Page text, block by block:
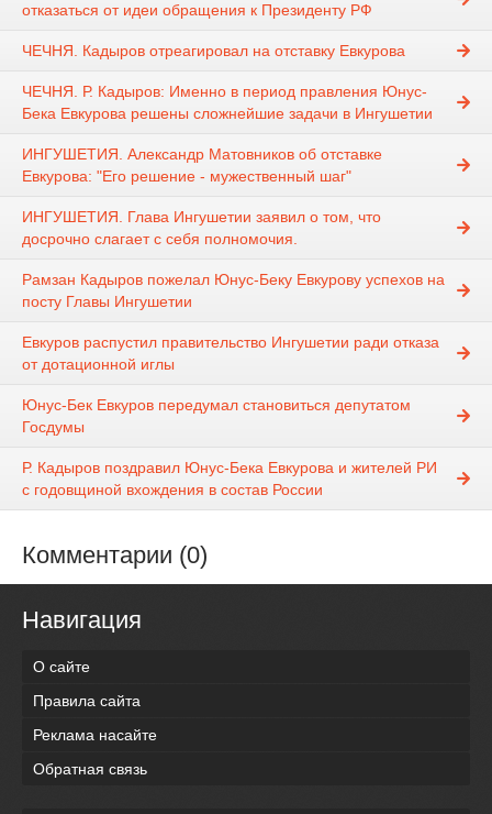
отказаться от идеи обращения к Президенту РФ
ЧЕЧНЯ. Кадыров отреагировал на отставку Евкурова
ЧЕЧНЯ. Р. Кадыров: Именно в период правления Юнус-
Бека Евкурова решены сложнейшие задачи в Ингушетии
ИНГУШЕТИЯ. Александр Матовников об отставке
Евкурова: "Его решение - мужественный шаг"
ИНГУШЕТИЯ. Глава Ингушетии заявил о том, что
досрочно слагает с себя полномочия.
Рамзан Кадыров пожелал Юнус-Беку Евкурову успехов на
посту Главы Ингушетии
Евкуров распустил правительство Ингушетии ради отказа
от дотационной иглы
Юнус-Бек Евкуров передумал становиться депутатом
Госдумы
Р. Кадыров поздравил Юнус-Бека Евкурова и жителей РИ
с годовщиной вхождения в состав России
Комментарии (0)
Навигация
О сайте
Правила сайта
Реклама насайте
Обратная связь